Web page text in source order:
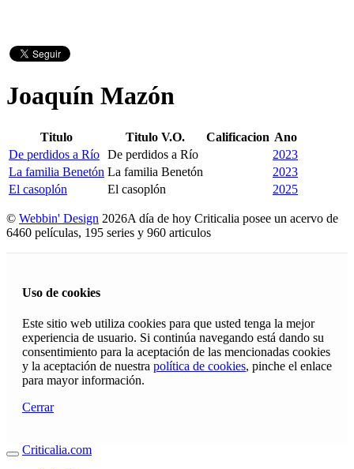
Joaquín Mazón
Titulo Titulo V.O. Calificacion Ano
De perdidos a Río De perdidos a Río
2023
La familia Benetón La familia Benetón
2023
El casoplón
El casoplón 2025
© Webbin' Design 2026A día de hoy Criticalia posee un acervo de
6460 películas, 195 series y 960 articulos
Uso de cookies
Este sitio web utiliza cookies para que usted tenga la mejor
experiencia de usuario. Si continúa navegando está dando su
consentimiento para la aceptación de las mencionadas cookies
y la aceptación de nuestra política de cookies, pinche el enlace
para mayor información.
Cerrar
Criticalia.com